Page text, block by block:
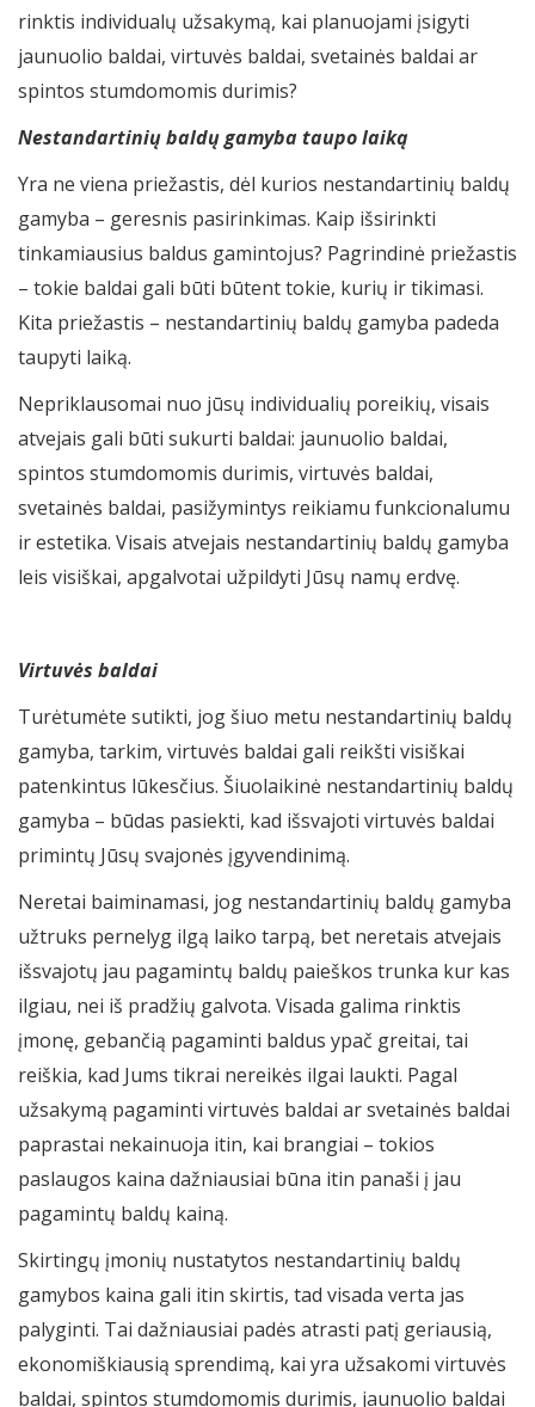
rinktis individualų užsakymą, kai planuojami įsigyti
jaunuolio baldai, virtuvės baldai, svetainės baldai ar
spintos stumdomomis durimis?
Nestandartinių baldų gamyba taupo laiką
Yra ne viena priežastis, dėl kurios nestandartinių baldų
gamyba – geresnis pasirinkimas. Kaip išsirinkti
tinkamiausius baldus gamintojus? Pagrindinė priežastis
– tokie baldai gali būti būtent tokie, kurių ir tikimasi.
Kita priežastis – nestandartinių baldų gamyba padeda
taupyti laiką.
Nepriklausomai nuo jūsų individualių poreikių, visais
atvejais gali būti sukurti baldai: jaunuolio baldai,
spintos stumdomomis durimis, virtuvės baldai,
svetainės baldai, pasižymintys reikiamu funkcionalumu
ir estetika. Visais atvejais nestandartinių baldų gamyba
leis visiškai, apgalvotai užpildyti Jūsų namų erdvę.
Virtuvės baldai
Turėtumėte sutikti, jog šiuo metu nestandartinių baldų
gamyba, tarkim, virtuvės baldai gali reikšti visiškai
patenkintus lūkesčius. Šiuolaikinė nestandartinių baldų
gamyba – būdas pasiekti, kad išsvajoti virtuvės baldai
primintų Jūsų svajonės įgyvendinimą.
Neretai baiminamasi, jog nestandartinių baldų gamyba
užtruks pernelyg ilgą laiko tarpą, bet neretais atvejais
išsvajotų jau pagamintų baldų paieškos trunka kur kas
ilgiau, nei iš pradžių galvota. Visada galima rinktis
įmonę, gebančią pagaminti baldus ypač greitai, tai
reiškia, kad Jums tikrai nereikės ilgai laukti. Pagal
užsakymą pagaminti virtuvės baldai ar svetainės baldai
paprastai nekainuoja itin, kai brangiai – tokios
paslaugos kaina dažniausiai būna itin panaši į jau
pagamintų baldų kainą.
Skirtingų įmonių nustatytos nestandartinių baldų
gamybos kaina gali itin skirtis, tad visada verta jas
palyginti. Tai dažniausiai padės atrasti patį geriausią,
ekonomiškiausią sprendimą, kai yra užsakomi virtuvės
baldai, spintos stumdomomis durimis, jaunuolio baldai